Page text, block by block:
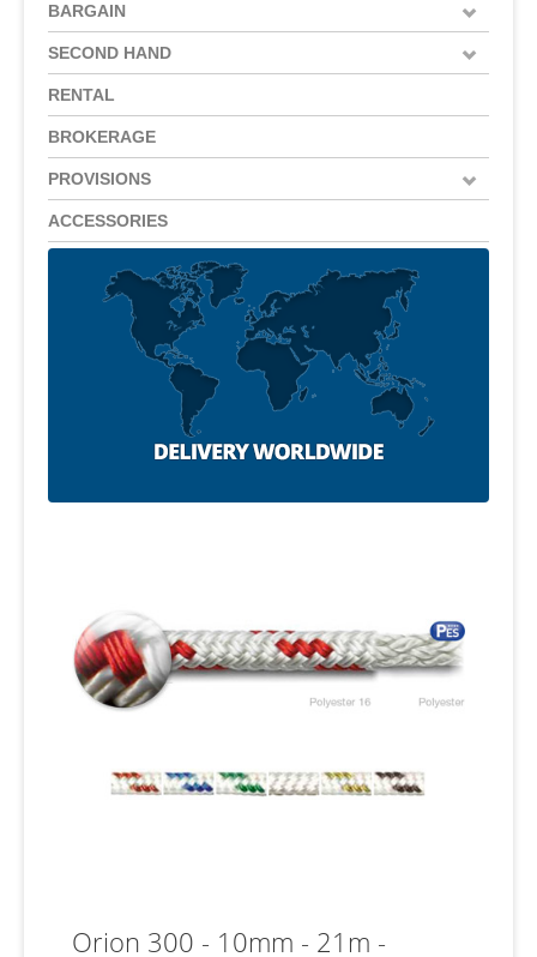
BARGAIN
SECOND HAND
RENTAL
BROKERAGE
PROVISIONS
ACCESSORIES
Orion 300 - 10mm - 21m -